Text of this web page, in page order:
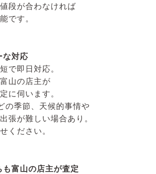
段が合わなければ
です。
対応
で即日対応。
山の店主が
に伺います。
の季節、天候的事情や
張が難しい場合あり。
ください。
富山の店主が査定